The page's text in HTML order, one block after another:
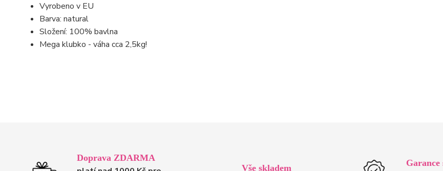
Vyrobeno v EU
Barva: natural
Složení: 100% bavlna
Mega klubko - váha cca 2,5kg!
Doprava ZDARMA
Vše skladem Garance